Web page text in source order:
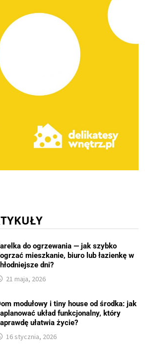
do ogrzewania — jak szybko
mieszkanie, biuro lub łazienkę w
dni?
21 maja, 2026
modułowy i tiny house od środka: jak
układ funkcjonalny, który
ułatwia życie?
16 stycznia, 2026